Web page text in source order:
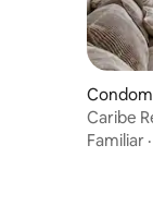
ch
Caribe
Lazy/
Familiar ·